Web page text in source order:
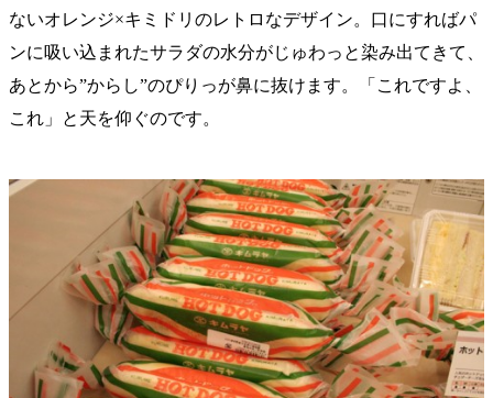
ないオレンジ×キミドリのレトロなデザイン。口にすればパ
ンに吸い込まれたサラダの水分がじゅわっと染み出てきて、
あとから”からし”のぴりっが鼻に抜けます。「これですよ、
これ」と天を仰ぐのです。